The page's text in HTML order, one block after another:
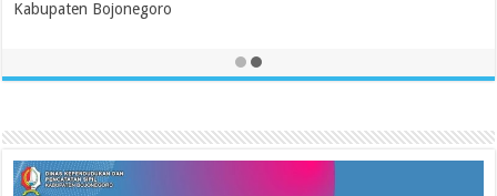
Kabupaten Bojonegoro